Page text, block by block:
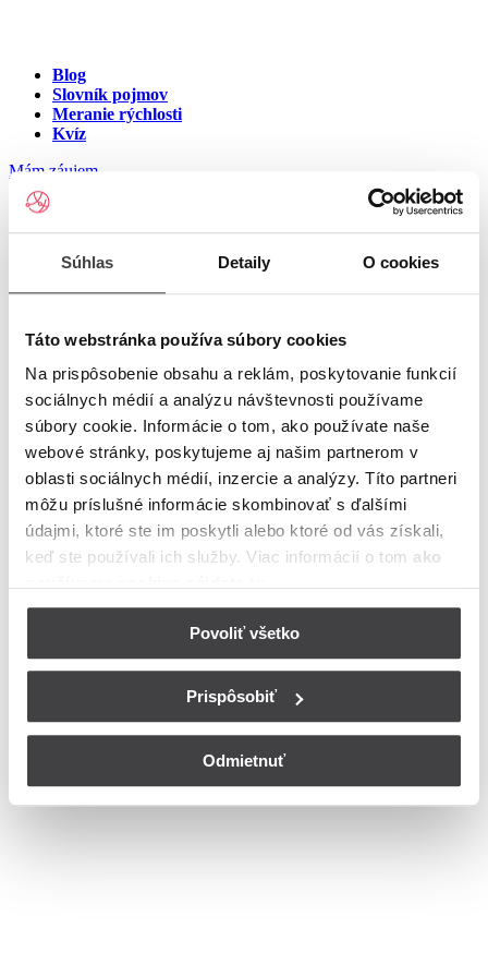
Súhlas Detaily O cookies
Táto webstránka používa súbory cookies
Na prispôsobenie obsahu a reklám, poskytovanie funkcií
sociálnych médií a analýzu návštevnosti používame
súbory cookie. Informácie o tom, ako používate naše
webové stránky, poskytujeme aj našim partnerom v
oblasti sociálnych médií, inzercie a analýzy. Títo partneri
môžu príslušné informácie skombinovať s ďalšími
údajmi, ktoré ste im poskytli alebo ktoré od vás získali,
keď ste používali ich služby. Viac informácií o tom ako
Povoliť všetko
Prispôsobiť
Odmietnuť
Blog
Slovník pojmov
Meranie rýchlosti
Kvíz
Mám záujem
Internet v meste Kružno
Zadajte ulicu a číslo pre zobrazenie ponuky internetu v meste
Zadajte ulicu a číslopre zobrazenie ponuky internetu v lokalite
Kružno
Zoznam ulíc v meste Kružno
Ulica
Bohužiaľ, nedisponujeme zoznamom dostupných ulíc v danom
meste
© Copyright 2026
Nastavenia cookies